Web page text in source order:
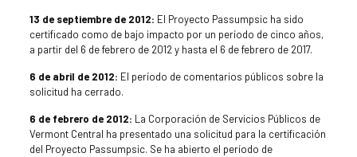
13 de septiembre de 2012: El Proyecto Passumpsic ha sido
certificado como de bajo impacto por un período de cinco años,
a partir del 6 de febrero de 2012 y hasta el 6 de febrero de 2017.
6 de abril de 2012: El período de comentarios públicos sobre la
solicitud ha cerrado.
6 de febrero de 2012: La Corporación de Servicios Públicos de
Vermont Central ha presentado una solicitud para la certificación
del Proyecto Passumpsic. Se ha abierto el período de